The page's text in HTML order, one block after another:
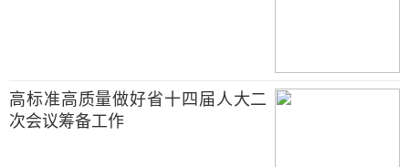
高标准高质量做好省十四届人大二
次会议筹备工作